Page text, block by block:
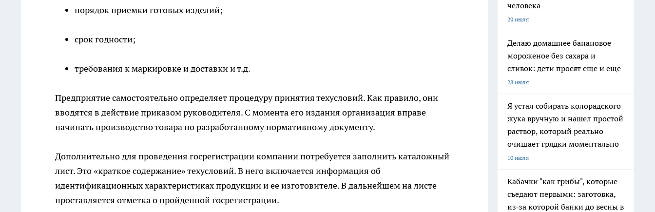
порядок приемки готовых изделий;
срок годности;
требования к маркировке и доставки и т.д.
Предприятие самостоятельно определяет процедуру принятия техусловий. Как правило, они
вводятся в действие приказом руководителя. С момента его издания организация вправе
начинать производство товара по разработанному нормативному документу.
Дополнительно для проведения госрегистрации компании потребуется заполнить каталожный
лист. Это «краткое содержание» техусловий. В него включается информация об
идентификационных характеристиках продукции и ее изготовителе. В дальнейшем на листе
проставляется отметка о пройденной госрегистрации.
человека
29 июля
Делаю домашнее банановое
мороженое без сахара и
сливок: дети просят еще и еще
28 июля
Я устал собирать колорадского
жука вручную и нашел простой
раствор, который реально
очищает грядки моментально
10 июля
Кабачки "как грибы", которые
съедают первыми: заготовка,
из‑за которой банки до весны в